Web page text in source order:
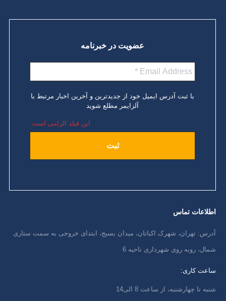
عضویت در خبرنامه
با ثبت آدرس ایمیل خود از جدیدترین و آخرین اخبار مرتبط با
آلزایمر مطلع شوید
این فیلد الزامی است.
اطلاعات تماس
آدرس: تهران، شهرک اکباتان، میدان بسیج، ابتدای خروجی به سمت ستاری
شمال، روبه روی شهرداری ناحیه 6
ساعت کاری:
شنبه تا چهارشنبه، از ساعت 8 الی14